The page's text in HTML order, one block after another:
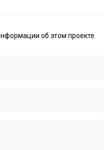
об этом проекте.